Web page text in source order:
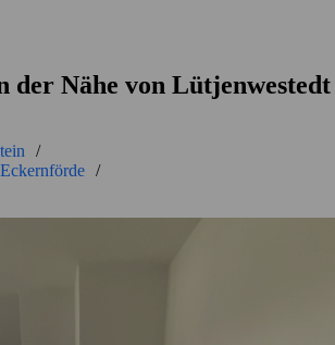
der Nähe von Lütjenwestedt
/
/